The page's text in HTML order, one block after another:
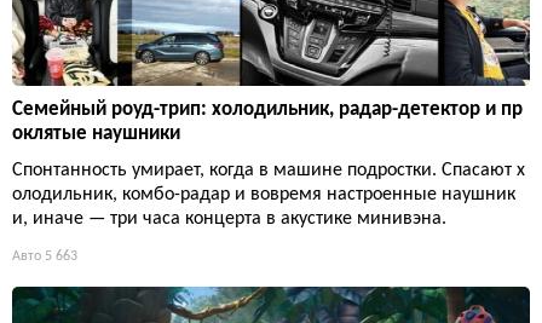
Семейный роуд-трип: холодильник, радар-детектор и пр
оклятые наушники
Спонтанность умирает, когда в машине подростки. Спасают х
олодильник, комбо-радар и вовремя настроенные наушник
и, иначе — три часа концерта в акустике минивэна.
Авто 5 663